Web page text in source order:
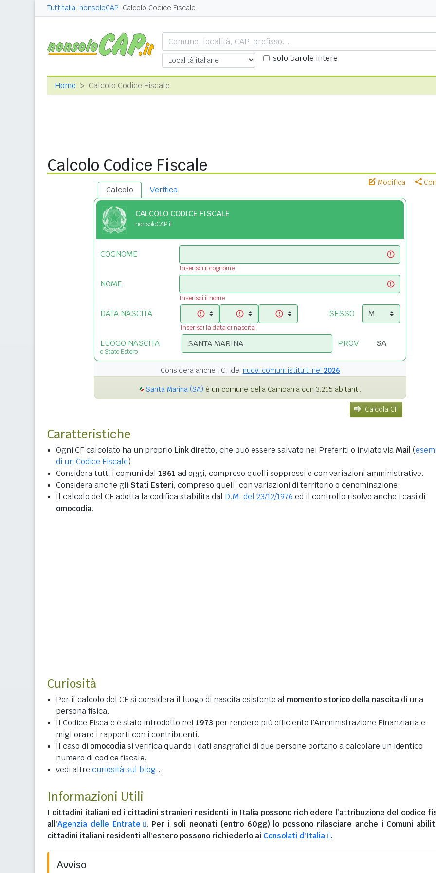
Tuttitalia nonsoloCAP Calcolo Codice Fiscale
solo parole intere
Home Calcolo Codice Fiscale
Calcolo Codice Fiscale
Modifica
Calcolo Verifica
CALCOLO CODICE FISCALE
nonsoloCAP.it
COGNOME
Inserisci il cognome
NOME
Inserisci il nome
DATA NASCITA
Inserisci la data di nascita
SESSO
LUOGO NASCITA
o Stato Estero
PROV
Considera anche i CF dei nuovi comuni istituiti nel 2026
Santa Marina (SA) è un comune della Campania con 3.215 abitanti.
Calcola CF
Caratteristiche
Ogni CF calcolato ha un proprio Linkdiretto, che può essere salvato nei Preferiti o inviato via Mail (
di un Codice Fiscale)
Considera tutti i comuni dal 1861 ad oggi, compreso quelli soppressi e con variazioni amministrative.
Considera anche gli Stati Esteri, compreso quelli con variazioni di territorio o denominazione.
Il calcolo del CF adotta la codifica stabilita dal D.M. del 23/12/1976 ed il controllo risolve anche i casi di
omocodia.
Curiosità
Per il calcolo del CF si considera il luogo di nascita esistente al momento storico della nascitadi una
persona fisica.
Il Codice Fiscale è stato introdotto nel 1973 per rendere più efficiente l'Amministrazione Finanziaria e
migliorare i rapporti con i contribuenti.
Il caso di omocodiasi verifica quando i dati anagrafici di due persone portano a calcolare un identico
numero di codice fiscale.
vedi altre curiosità sul blog...
Informazioni Utili
I cittadini italiani ed i cittadini stranieri residenti in Italia possono richiedere l'attribuzione del codice
all'Agenzia delle Entrate
. Per i soli neonati (entro 60gg) lo possono rilasciare anche i Comuni
cittadini italiani residenti all'esteropossono richiederlo ai Consolati d'Italia .
Avviso